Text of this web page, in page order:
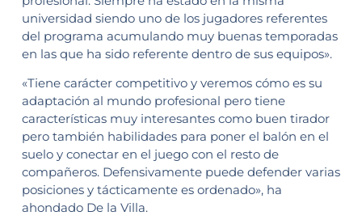
universidad siendo uno de los jugadores referentes
del programa acumulando muy buenas temporadas
en las que ha sido referente dentro de sus equipos».
«Tiene carácter competitivo y veremos cómo es su
adaptación al mundo profesional pero tiene
características muy interesantes como buen tirador
pero también habilidades para poner el balón en el
suelo y conectar en el juego con el resto de
compañeros. Defensivamente puede defender varias
posiciones y tácticamente es ordenado», ha
ahondado De la Villa.